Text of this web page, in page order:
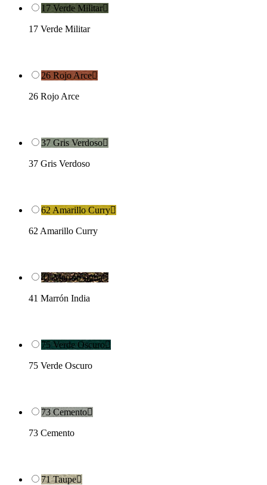
17 Verde Militar
17 Verde Militar
26 Rojo Arce
26 Rojo Arce
37 Gris Verdoso
37 Gris Verdoso
62 Amarillo Curry
62 Amarillo Curry
41 Marrón India
41 Marrón India
75 Verde Oscuro
75 Verde Oscuro
73 Cemento
73 Cemento
71 Taupe